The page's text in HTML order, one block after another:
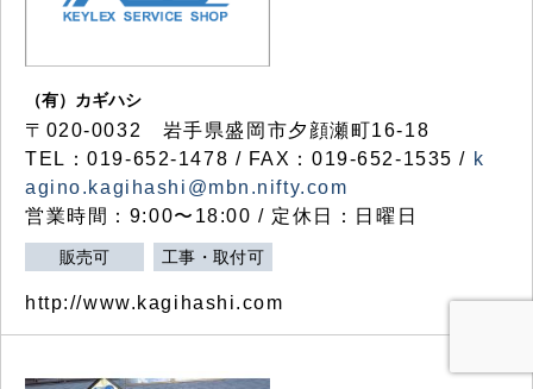
（有）カギハシ
〒020-0032 岩手県盛岡市夕顔瀬町16-18
TEL：019-652-1478 / FAX：019-652-1535 / k
agino.kagihashi@mbn.nifty.com
営業時間：9:00〜18:00 / 定休日：日曜日
販売可 工事・取付可
http://www.kagihashi.com